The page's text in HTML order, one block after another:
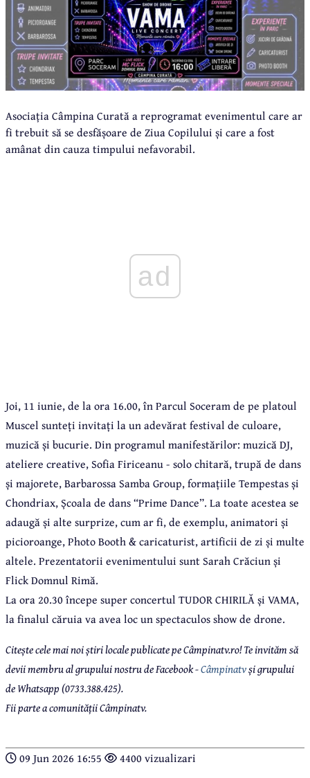
Asociația Câmpina Curată a reprogramat evenimentul care ar
fi trebuit să se desfășoare de Ziua Copilului și care a fost
amânat din cauza timpului nefavorabil.
ad
Joi, 11 iunie, de la ora 16.00, în Parcul Soceram de pe platoul
Muscel sunteți invitați la un adevărat festival de culoare,
muzică și bucurie. Din programul manifestărilor: muzică DJ,
ateliere creative, Sofia Firiceanu - solo chitară, trupă de dans
și majorete, Barbarossa Samba Group, formațiile Tempestas și
Chondriax, Școala de dans “Prime Dance”. La toate acestea se
adaugă și alte surprize, cum ar fi, de exemplu, animatori și
picioroange, Photo Booth & caricaturist, artificii de zi și multe
altele. Prezentatorii evenimentului sunt Sarah Crăciun și
Flick Domnul Rimă.
La ora 20.30 începe super concertul TUDOR CHIRILĂ și VAMA,
la finalul căruia va avea loc un spectaculos show de drone.
Citește cele mai noi știri locale publicate pe Câmpinatv.ro! Te invităm să
devii membru al grupului nostru de Facebook -Câmpinatvși grupului
de Whatsapp (0733.388.425).
Fii parte a comunității Câmpinatv.
09 Jun 2026 16:55 4400 vizualizari